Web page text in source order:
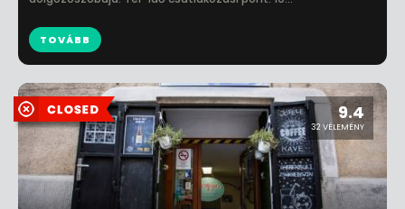
TOVÁBB
9.4
32 VÉLEMÉNY